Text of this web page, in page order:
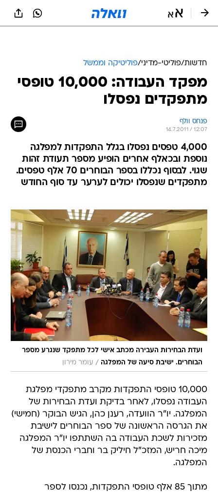
חדשות/פוליטי-מדיני/פוליטיקה וממשל
מפקד העבודה: 10,000 טופסי
מתפקדים נפסלו
פנחס וולף
14.7.2011 / 12:07
4,000 טפסים נפסלו בגלל התפקדות למפלגה
נוספת ובכאלף אחרים הופיע מספר תעודת זהות
שגוי. לבסוף נכללו בספר הבוחרים 70 אלף טפסים.
מתפקדים שנפסלו יכולים לערער עד סוף החודש
ועדת הבחירות העבירה מכתב אישי לכל מתפקד שנגרע מספר
הבוחרים. ישיבת סיעה של המפלגה / עומר מירון
10,000 טופסי התפקדות מקרב מתפקדי מפלגת
העבודה נפסלו, לאחר בדיקת ועדת הבחירות של
המפלגה. יו"ר הוועדה, רענן כהן, הגיש הבוקר (חמישי)
את הגרסה הראשונה של ספר הבוחרים לישיבת
מזכירות לשכת העבודה בה השתתפו יו"ר המפלגה
מיכה חריש, המזכ"ל חיליק בר וחברי הכנסת של
המפלגה.
מתוך 85 אלף טופסי התפקדות, נכנסו לספר